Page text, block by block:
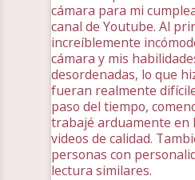
cámara para mi
canal de Youtube. Al
increíblemente
cámara y mis
desordenadas, lo que
fueran realmente
paso del tiempo,
trabajé arduamente en
videos de calidad.
personas con
lectura similares.